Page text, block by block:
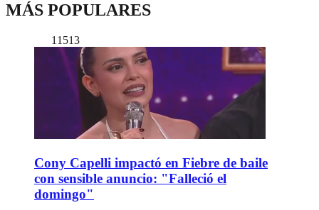
MÁS POPULARES
11513
Cony Capelli impactó en Fiebre de baile
con sensible anuncio: "Falleció el
domingo"